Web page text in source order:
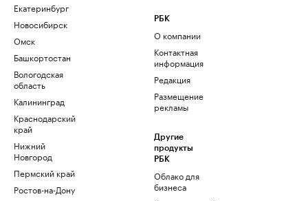
Екатеринбург
Новосибирск
Омск
Башкортостан
Вологодская
область
Калининград
Краснодарский
край
Нижний
Новгород
Пермский край
Ростов-на-Дону
РБК
О компании
Контактная
информация
Редакция
Размещение
рекламы
Другие
продукты
РБК
Облако для
бизнеса